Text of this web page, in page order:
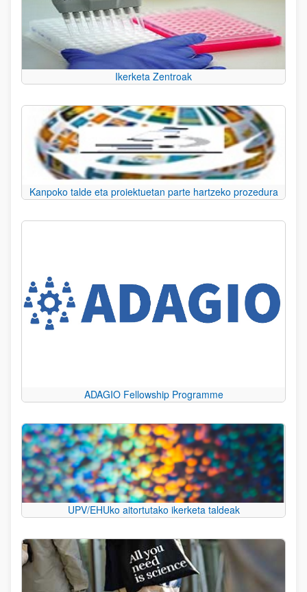
Ikerketa Zentroak
Kanpoko talde eta proiektuetan parte hartzeko prozedura
ADAGIO Fellowship Programme
UPV/EHUko aitortutako ikerketa taldeak